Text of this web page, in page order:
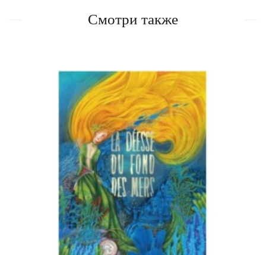
Смотри также